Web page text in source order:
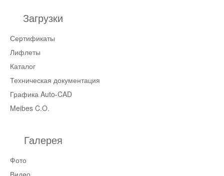
Загрузки
Сертификаты
Лифлеты
Каталог
Техническая документация
Графика Auto-CAD
Meibes C.O.
Галерея
Фото
Видео